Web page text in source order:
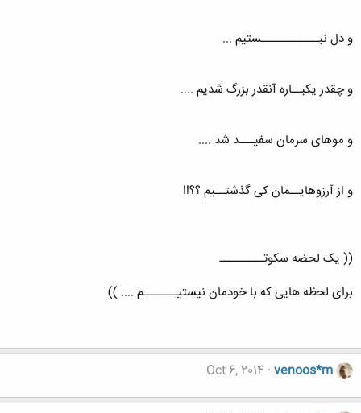
و دل نبــــــــــــستیم ...
و چقدر یکبــاره آنقدر بزرگ شدیم ....
و موهای سرمان سفیـــد شد ....
و از آرزوهایــمان کی گذشتــیم ؟؟!!
(( یک لحضه سکوتـــــــــ
برای لحظه هایی که با خودمان نیستیـــــــم .... ))
venoos*m
Oct 6, 2014